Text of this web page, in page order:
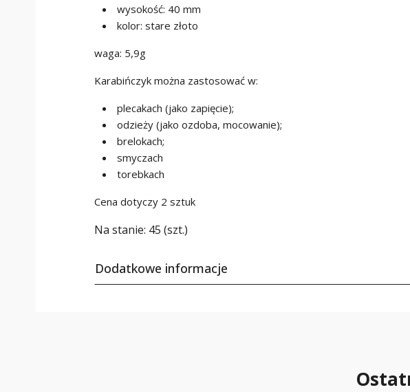
wysokość: 40 mm
kolor: stare złoto
waga: 5,9g
Karabińczyk można zastosować w:
plecakach (jako zapięcie);
odzieży (jako ozdoba, mocowanie);
brelokach;
smyczach
torebkach
Cena dotyczy 2 sztuk
Na stanie: 45 (szt.)
Dodatkowe informacje